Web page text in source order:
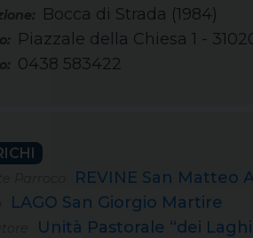
Bocca di Strada (1984)
0438 583422
Piazzale della Chiesa 1 -
REVINE San Matteo
LAGO San Giorgio Martire
Unità Pastorale “dei